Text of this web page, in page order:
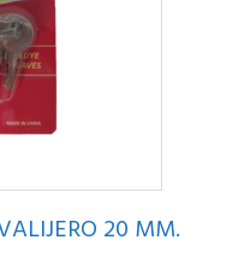
20 MM.